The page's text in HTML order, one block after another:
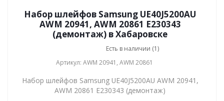
Набор шлейфов Samsung UE40J5200AU
AWM 20941, AWM 20861 E230343
(демонтаж) в Хабаровске
Есть в наличии (1)
Артикул: AWM 20941, AWM 20861
Набор шлейфов Samsung UE40J5200AU AWM 20941,
AWM 20861 E230343 (демонтаж)